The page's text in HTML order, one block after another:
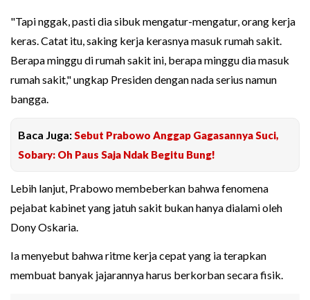
"Tapi nggak, pasti dia sibuk mengatur-mengatur, orang kerja
keras. Catat itu, saking kerja kerasnya masuk rumah sakit.
Berapa minggu di rumah sakit ini, berapa minggu dia masuk
rumah sakit," ungkap Presiden dengan nada serius namun
bangga.
Baca Juga: Sebut Prabowo Anggap Gagasannya Suci,
Sobary: Oh Paus Saja Ndak Begitu Bung!
Lebih lanjut, Prabowo membeberkan bahwa fenomena
pejabat kabinet yang jatuh sakit bukan hanya dialami oleh
Dony Oskaria.
Ia menyebut bahwa ritme kerja cepat yang ia terapkan
membuat banyak jajarannya harus berkorban secara fisik.